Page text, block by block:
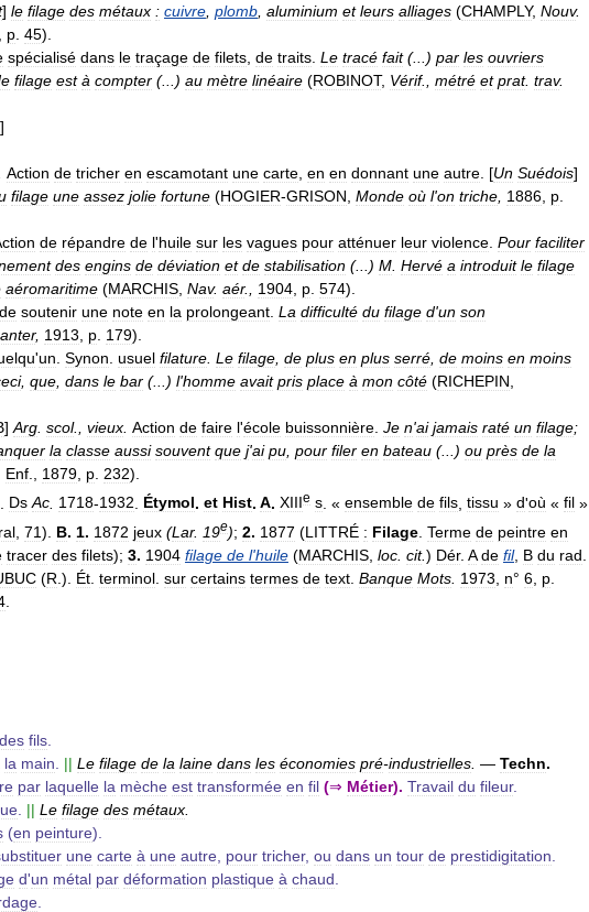
] le filage des métaux : cuivre plomb aluminium et leurs alliages (CHAMPLY, Nouv.
p 45).
spécialisé dans le traçage de filets de traits Le tracé fait(...) par les ouvriers
filage est à compter (...) au mètre linéaire (ROBINOT, Vérif., métré et prat. trav.
]
Action de tricher en escamotant une carte en en donnant une autre . [Un Suédois]
filage une assez jolie fortune (HOGIER-GRISON Monde où l'on triche 1886 p
de répandre de l'huile sur les vagues pour atténuer leur violence Pour faciliter
des engins de déviation et de stabilisation (...) M Hervé a introduit le filage
aéromaritime (MARCHIS Nav. aér., 1904 p 574).
de soutenir une note en la prolongeant La difficulté du filage d'un son
, 1913 p 179).
'un Synon usuel filature Le filage de plus en plus serré de moins en moins
, que dans le bar (...) l'homme avait pris place à mon côté (RICHEPIN
] Arg scol., vieux Action de faire l'école buissonnière Je n'ai jamais raté un filage;
la classe aussi souvent que j'ai pu pour filer en bateau (...) ou près de la
Enf 1879 p 232).
Ds Ac 1718-1932 Étymol. et Hist. A. XIIIe s . « ensemble de fils tissu » d'où « fil »
71). B. 1. 1872 jeux (Lar. 19e); 2. 1877 (LITTRÉ : Filage Terme de peintre en
tracer des filets); 3. 1904 filage de l'huile (MARCHIS loc cit.) Dér. A de fil, B du rad
(R .). Ét terminol sur certains termes de text Banque Mots 1973 n° 6 p
des fils
la main || Le filage de la laine dans les économies pré-industrielles — Techn.
par laquelle la mèche est transformée en fil (⇒ Métier). Travail du fileur.
|| Le filage des métaux
(en peinture).
une carte à une autre pour tricher, ou dans un tour de prestidigitation
d'un métal par déformation plastique à chaud